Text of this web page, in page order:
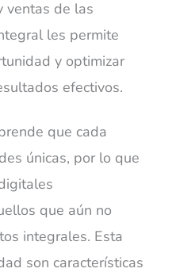
ventas de las
les permite
y optimizar
efectivos.
que cada
únicas, por lo que
que aún no
integrales. Esta
son características